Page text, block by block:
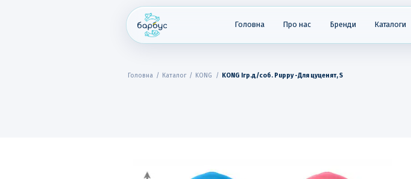
Головна Про нас Бренди Каталоги
Головна / Каталог / KONG / KONG Ігр.д/соб. Puppy -Для цуценят, S